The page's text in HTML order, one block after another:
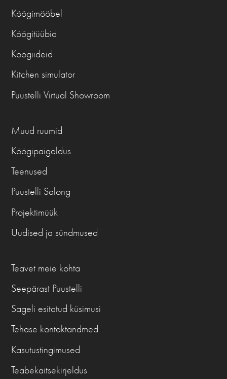
Köögimööbel
Köögitüübid
Köögiideid
Kitchen simulator
Puustelli Virtual Showroom
Muud ruumid
Köögipaigaldus
Teenused
Puustelli Salong
Projektimüük
Uudised ja sündmused
Teavet meie kohta
Seepärast Puustelli
Sageli esitatud küsimusi
Tehase kontaktandmed
Kasutustingimused
Teabekaitsekirjeldus